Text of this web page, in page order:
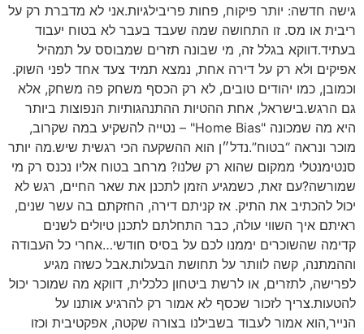
גישה חדשה: יותר פיקוח, פחות פריבילגיות.אני לא מדברת רק על
ריבית או מס. זו התחושה שמה שעבד בעבר לא בטוח יעבוד
בעתיד.דווקא בגלל זה, מי שבונה תזרים שמבוסס על תמהיל
אפיקים ולא רק על דירה אחת, נמצא תמיד צעד אחד לפני השוק.
וכמובן, כמו יהודים טובים, לא רק הכסף משחק פה משחק, אלא
גם הרגש.בישראל, אחת ההטיות ההתנהגותיות הנפוצות ביותר
היא מה שמכונה "Home Bias" – נטייה להשקיע במה שקרוב,
מוכר ונראה “בטוח”.נדל״ן הוא ההשקעה הכי רגשית שיש.מה יותר
סנטימנטלי ממקום שהוא רק שלנו? מרחב בטוח אליו נכנס רק מי
שמורשה?עם זאת, כשמגיע הזמן לתכנן את שאר החיים, רגש לא
יכול להכתיב את התיק. אז קניתם דירה, החזקתם בה עשר שנים,
ראיתם איך השווי עולה, כבר התחלתם לתכנן טיולים לשנים
קדימה שהשוכרים יממנו לכם על בסיס חודשי…אחרי כל העבודה
וההמתנה, קשה לוותר על תחושת הבעלות.אבל כשזה מגיע
לפרישה, לתזרים, או לרשת ביטחון כלכלית, דווקא מה שמוכר יכול
להטעות.צריך לזכור שכסף לא אמור רק להרגיע אותנו על
הנייר,הוא אמור לעבוד בשבילנו בצורה שקטה, אפקטיבית וכזו